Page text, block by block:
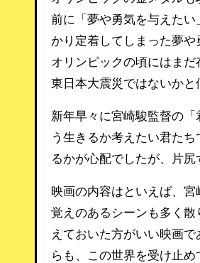
前に「夢や勇気を与えた
かり定着してしまった夢
オリンピックの頃にはま
東日本大震災ではないかと
新年早々に宮崎駿監督の
う生きるか考えたい君た
るかが心配でしたが、片
映画の内容はといえば、
覚えのあるシーンも多く
えておいた方がいい映画
らも、この世界を受け止